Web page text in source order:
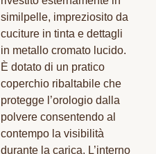
similpelle, impreziosito da
cuciture in tinta e dettagli
in metallo cromato lucido.
È dotato di un pratico
coperchio ribaltabile che
protegge l’orologio dalla
polvere consentendo al
contempo la visibilità
durante la carica. L’interno